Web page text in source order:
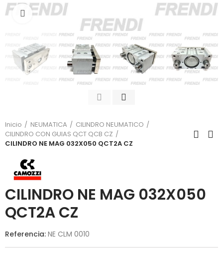
Click para agrandar
Inicio NEUMATICA
CILINDRO NEUMATICO
CILINDRO CON GUIAS QCT QCB CZ
CILINDRO NE MAG 032X050 QCT2A CZ
CILINDRO NE MAG 032X050
QCT2A CZ
Referencia: NE CLM 0010